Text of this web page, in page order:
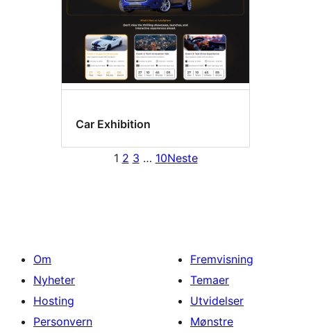
Car Exhibition
1 2 3 … 10Neste
Om
Nyheter
Hosting
Personvern
Fremvisning
Temaer
Utvidelser
Mønstre